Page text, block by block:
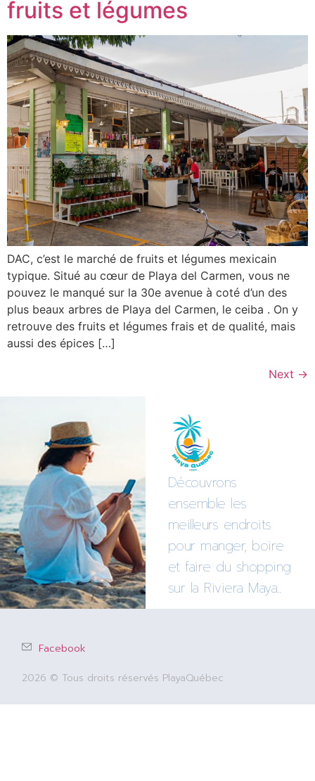
fruits et légumes
DAC, c’est le marché de fruits et légumes mexicain
typique. Situé au cœur de Playa del Carmen, vous ne
pouvez le manqué sur la 30e avenue à coté d’un des
plus beaux arbres de Playa del Carmen, le ceiba . On y
retrouve des fruits et légumes frais et de qualité, mais
aussi des épices […]
Next →
Découvrons
ensemble les
meilleurs endroits
pour manger, boire
et faire du shopping
sur la Riviera Maya..
Facebook
2026 © Tous droits réservés PlayaQuébec